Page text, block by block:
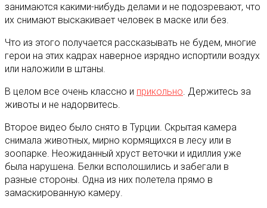
занимаются какими-нибудь делами и не подозревают, что
их снимают выскакивает человек в маске или без.
Что из этого получается рассказывать не будем, многие
герои на этих кадрах наверное изрядно испортили воздух
или наложили в штаны.
В целом все очень классно и прикольно. Держитесь за
животы и не надорвитесь.
Второе видео было снято в Турции. Скрытая камера
снимала животных, мирно кормящихся в лесу или в
зоопарке. Неожиданный хруст веточки и идиллия уже
была нарушена. Белки всполошились и забегали в
разные стороны. Одна из них полетела прямо в
замаскированную камеру.